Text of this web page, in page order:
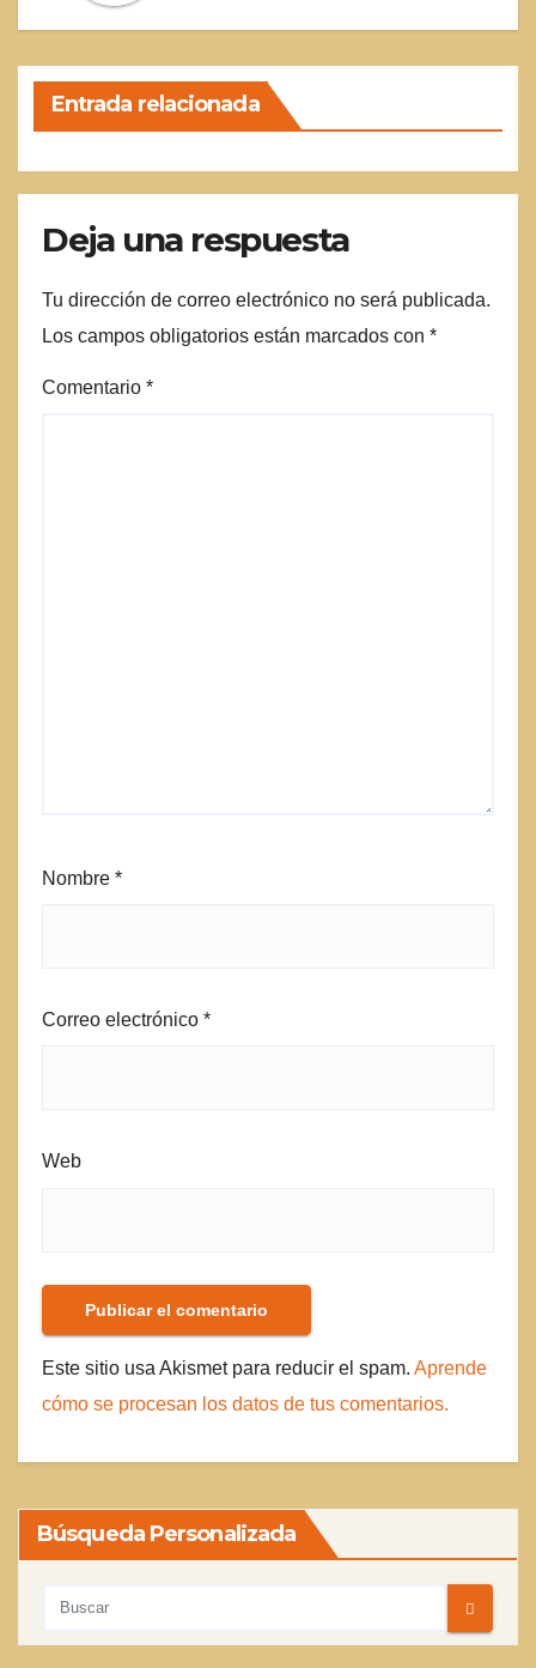
Entrada relacionada
Deja una respuesta
Tu dirección de correo electrónico no será publicada.
Los campos obligatorios están marcados con *
Comentario *
Nombre *
Correo electrónico *
Web
Este sitio usa Akismet para reducir el spam. Aprende
cómo se procesan los datos de tus comentarios.
Búsqueda Personalizada